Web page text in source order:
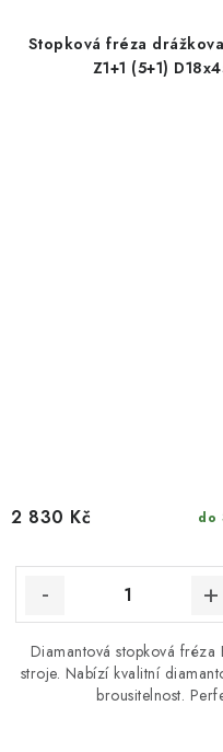
Stopková fréza
Z1+1 (5+1)
do
2 830 Kč
Diamantová stopková
stroje. Nabízí kvalitní
brousitelnost.